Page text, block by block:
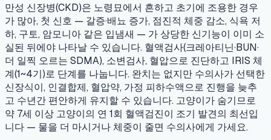
만성 신장병(CKD)은 노령묘에서 흔하고 초기에 조용한 경우
가 많아, 첫 신호 — 갈증·배뇨 증가, 점진적 체중 감소, 식욕 저
하, 구토, 암모니아 같은 입냄새 — 가 상당한 신기능이 이미 소
실된 뒤에야 나타날 수 있습니다. 혈액검사(크레아티닌·BUN·
더 일찍 오르는 SDMA), 소변검사, 혈압으로 진단하고 IRIS 체
계(1~4기)로 단계를 나눕니다. 완치는 없지만 수의사가 선택한
신장식이, 인결합제, 혈압약, 가정 피하수액으로 진행을 늦추
고 수년간 편안하게 유지할 수 있습니다. 고양이가 숨기므로
약 7세 이상 고양이의 연 1회 혈액검진이 조기 발견의 최선입
니다 — 물을 더 마시거나 체중이 줄면 수의사에게 가세요.